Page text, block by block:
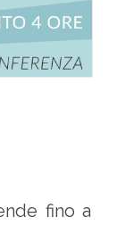
fino a